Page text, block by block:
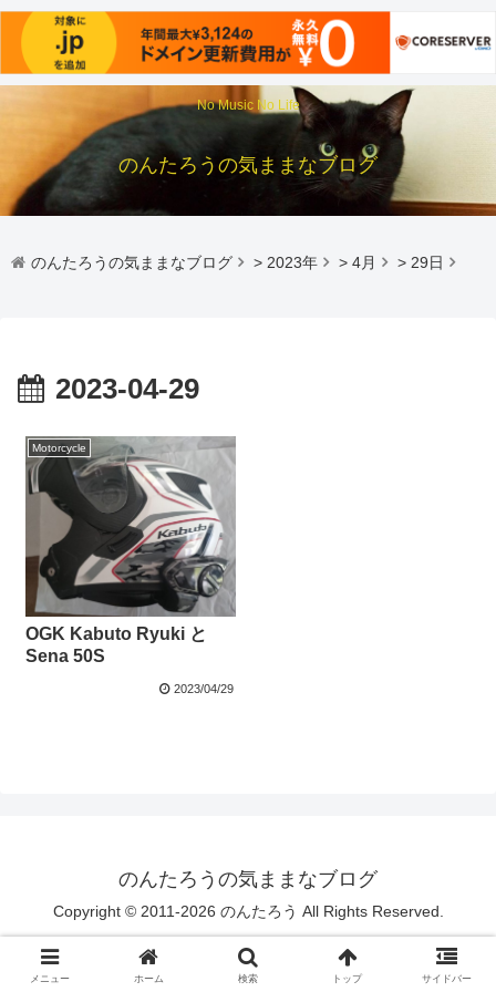
No Music No Life
のんたろうの気ままなブログ
のんたろうの気ままなブログ > 2023年 > 4月 > 29日
2023-04-29
Motorcycle
OGK Kabuto Ryuki と
Sena 50S
2023/04/29
のんたろうの気ままなブログ
Copyright © 2011-2026 のんたろう All Rights Reserved.
メニュー ホーム 検索 トップ サイドバー